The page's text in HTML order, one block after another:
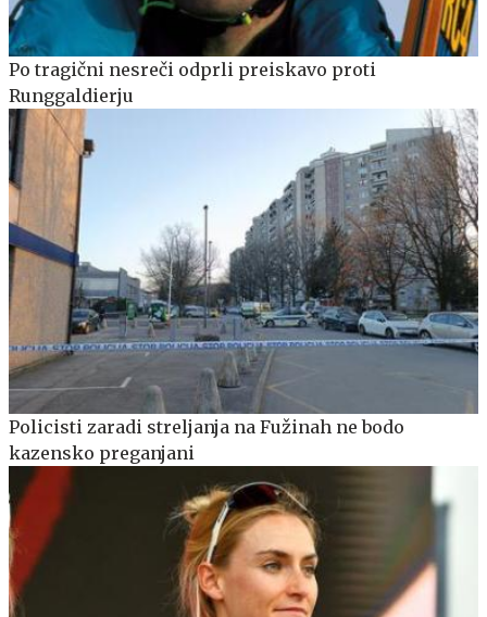
Po tragični nesreči odprli preiskavo proti
Runggaldierju
Policisti zaradi streljanja na Fužinah ne bodo
kazensko preganjani